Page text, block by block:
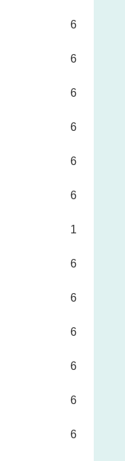
6
6
6
6
6
6
1
6
6
6
6
6
6